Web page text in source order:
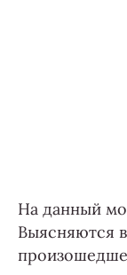
На данный
Выясняются